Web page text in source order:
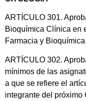
ARTÍCULO 301.
Bioquímica Clínica en
Farmacia y Bioquímica.
ARTÍCULO 302.
mínimos de las
a que se refiere el
integrante del próximo